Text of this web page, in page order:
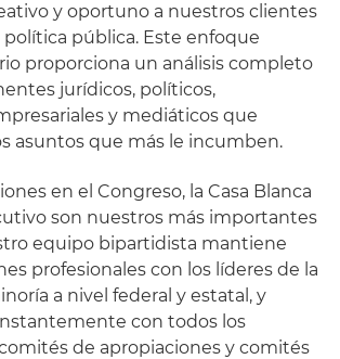
y oportuno a nuestros clientes
pública. Este enfoque
proporciona un análisis completo
jurídicos, políticos,
y mediáticos que
asuntos que más le incumben.
en el Congreso, la Casa Blanca
son nuestros más importantes
equipo bipartidista mantiene
profesionales con los líderes de la
a nivel federal y estatal, y
con todos los
de apropiaciones y comités